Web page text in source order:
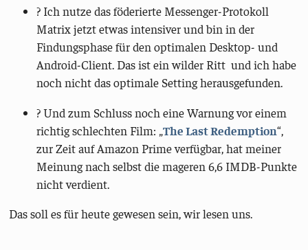
? Ich nutze das föderierte Messenger-Protokoll
Matrix jetzt etwas intensiver und bin in der
Findungsphase für den optimalen Desktop- und
Android-Client. Das ist ein wilder Ritt und ich habe
noch nicht das optimale Setting herausgefunden.
? Und zum Schluss noch eine Warnung vor einem
richtig schlechten Film: „The Last Redemption“,
zur Zeit auf Amazon Prime verfügbar, hat meiner
Meinung nach selbst die mageren 6,6 IMDB-Punkte
nicht verdient.
Das soll es für heute gewesen sein, wir lesen uns.